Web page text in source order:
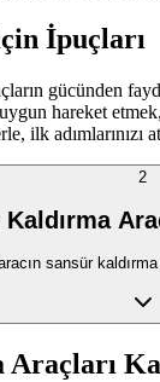
İpuçları
gücünden
hareket
2
sansür